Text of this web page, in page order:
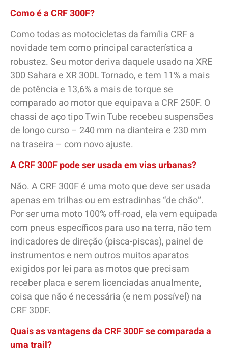
Como é a CRF 300F?
Como todas as motocicletas da família CRF a
novidade tem como principal característica a
robustez. Seu motor deriva daquele usado na XRE
300 Sahara e XR 300L Tornado, e tem 11% a mais
de potência e 13,6% a mais de torque se
comparado ao motor que equipava a CRF 250F. O
chassi de aço tipo Twin Tube recebeu suspensões
de longo curso – 240 mm na dianteira e 230 mm
na traseira – com novo ajuste.
A CRF 300F pode ser usada em vias urbanas?
Não. A CRF 300F é uma moto que deve ser usada
apenas em trilhas ou em estradinhas “de chão”.
Por ser uma moto 100% off-road, ela vem equipada
com pneus específicos para uso na terra, não tem
indicadores de direção (pisca-piscas), painel de
instrumentos e nem outros muitos aparatos
exigidos por lei para as motos que precisam
receber placa e serem licenciadas anualmente,
coisa que não é necessária (e nem possível) na
CRF 300F.
Quais as vantagens da CRF 300F se comparada a
uma trail?